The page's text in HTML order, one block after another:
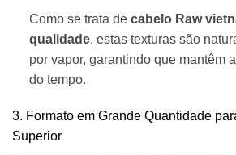
Como se trata de cabelo Raw
qualidade, estas texturas são
por vapor, garantindo que mantêm
do tempo.
3. Formato em Grande Quantidade
Superior